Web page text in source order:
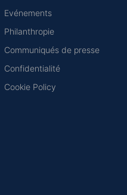
Evénements
Philanthropie
Communiqués de presse
Confidentialité
Cookie Policy